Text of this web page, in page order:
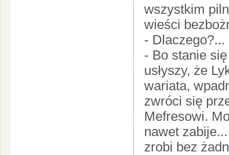
wszystkim
wieści
- Dlaczego?...
- Bo stanie
usłyszy, że
wariata,
zwróci się
Mefresowi.
nawet
zrobi bez